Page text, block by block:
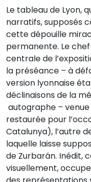
Le tableau de Lyon,
narratifs, supposés
cette dépouille
permanente. Le
centrale de
la préséance – à
version lyonnaise
déclinaisons de la
autographe –
restaurée pour
Catalunya), l’autre
laquelle laisse
de Zurbarán. Inédit,
visuellement,